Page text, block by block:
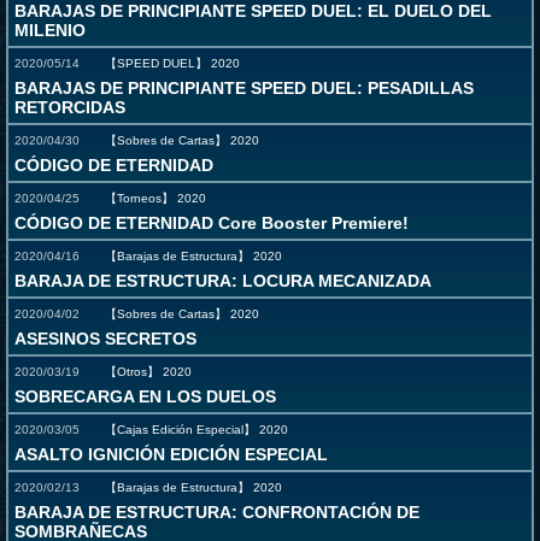
BARAJAS DE PRINCIPIANTE SPEED DUEL: EL DUELO DEL
MILENIO
2020/05/14 【SPEED DUEL】 2020
BARAJAS DE PRINCIPIANTE SPEED DUEL: PESADILLAS
RETORCIDAS
2020/04/30 【Sobres de Cartas】 2020
CÓDIGO DE ETERNIDAD
2020/04/25 【Torneos】 2020
CÓDIGO DE ETERNIDAD Core Booster Premiere!
2020/04/16 【Barajas de Estructura】 2020
BARAJA DE ESTRUCTURA: LOCURA MECANIZADA
2020/04/02 【Sobres de Cartas】 2020
ASESINOS SECRETOS
2020/03/19 【Otros】 2020
SOBRECARGA EN LOS DUELOS
2020/03/05 【Cajas Edición Especial】 2020
ASALTO IGNICIÓN EDICIÓN ESPECIAL
2020/02/13 【Barajas de Estructura】 2020
BARAJA DE ESTRUCTURA: CONFRONTACIÓN DE
SOMBRAÑECAS